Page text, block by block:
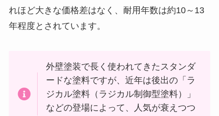
れほど大きな価格差はなく、耐用年数は約10～13
年程度とされています。
外壁塗装で長く使われてきたスタンダ
ードな塗料ですが、近年は後出の「ラ
ジカル塗料（ラジカル制御型塗料）」
などの登場によって、人気が衰えつつ